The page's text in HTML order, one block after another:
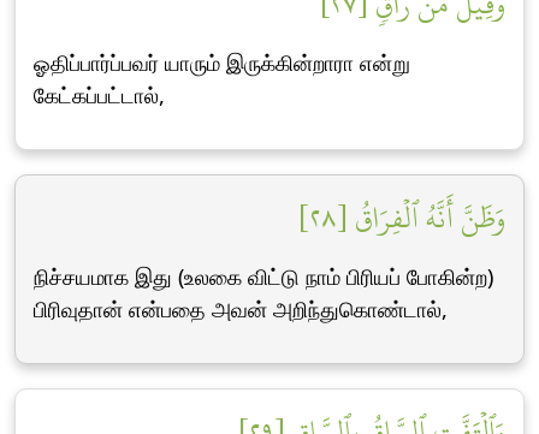
ஓதிப்பார்ப்பவர் யாரும் இருக்கின்றாரா என்று
கேட்கப்பட்டால்,
وَظَنَّ أَنَّهُ ٱلۡفِرَاقُ [٢٨]
நிச்சயமாக இது (உலகை விட்டு நாம் பிரியப் போகின்ற)
பிரிவுதான் என்பதை அவன் அறிந்துகொண்டால்,